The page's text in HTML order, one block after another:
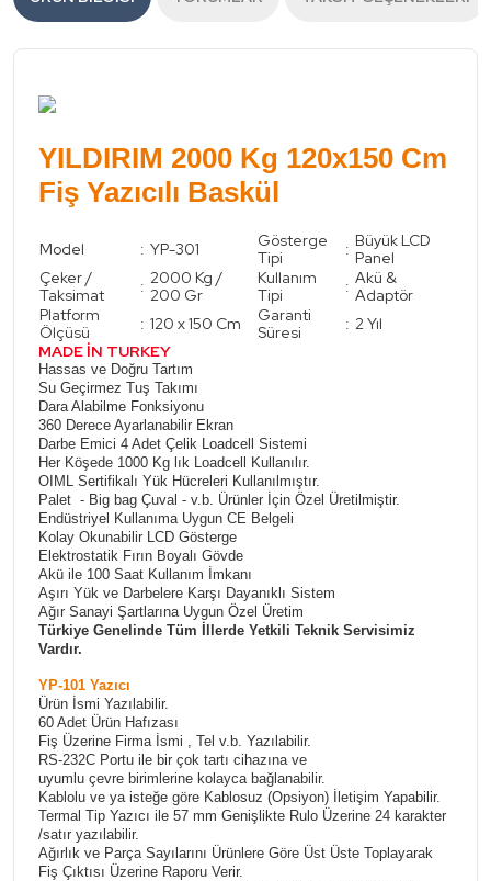
YILDIRIM 2000 Kg 120x150 Cm
Fiş Yazıcılı Baskül
Model : YP-301
Gösterge
Tipi
: Büyük LCD
Panel
Çeker /
Taksimat
: 2000 Kg /
200 Gr
Kullanım
Tipi
: Akü &
Adaptör
Platform
Ölçüsü
: 120 x 150 Cm
Garanti
Süresi
: 2 Yıl
MADE İN TURKEY
Hassas ve Doğru Tartım
Su Geçirmez Tuş Takımı
Dara Alabilme Fonksiyonu
360 Derece Ayarlanabilir Ekran
Darbe Emici 4 Adet Çelik Loadcell Sistemi
Her Köşede 1000 Kg lık Loadcell Kullanılır.
OIML Sertifikalı Yük Hücreleri Kullanılmıştır.
Palet - Big bag Çuval - v.b. Ürünler İçin Özel Üretilmiştir.
Endüstriyel Kullanıma Uygun CE Belgeli
Kolay Okunabilir LCD Gösterge
Elektrostatik Fırın Boyalı Gövde
Akü ile 100 Saat Kullanım İmkanı
Aşırı Yük ve Darbelere Karşı Dayanıklı Sistem
Ağır Sanayi Şartlarına Uygun Özel Üretim
Türkiye Genelinde Tüm İllerde Yetkili Teknik Servisimiz
Vardır.
YP-101 Yazıcı
Ürün İsmi Yazılabilir.
60 Adet Ürün Hafızası
Fiş Üzerine Firma İsmi , Tel v.b. Yazılabilir.
RS-232C Portu ile bir çok tartı cihazına ve
uyumlu çevre birimlerine kolayca bağlanabilir.
Kablolu ve ya isteğe göre Kablosuz (Opsiyon) İletişim Yapabilir.
Termal Tip Yazıcı ile 57 mm Genişlikte Rulo Üzerine 24 karakter
/satır yazılabilir.
Ağırlık ve Parça Sayılarını Ürünlere Göre Üst Üste Toplayarak
Fiş Çıktısı Üzerine Raporu Verir.